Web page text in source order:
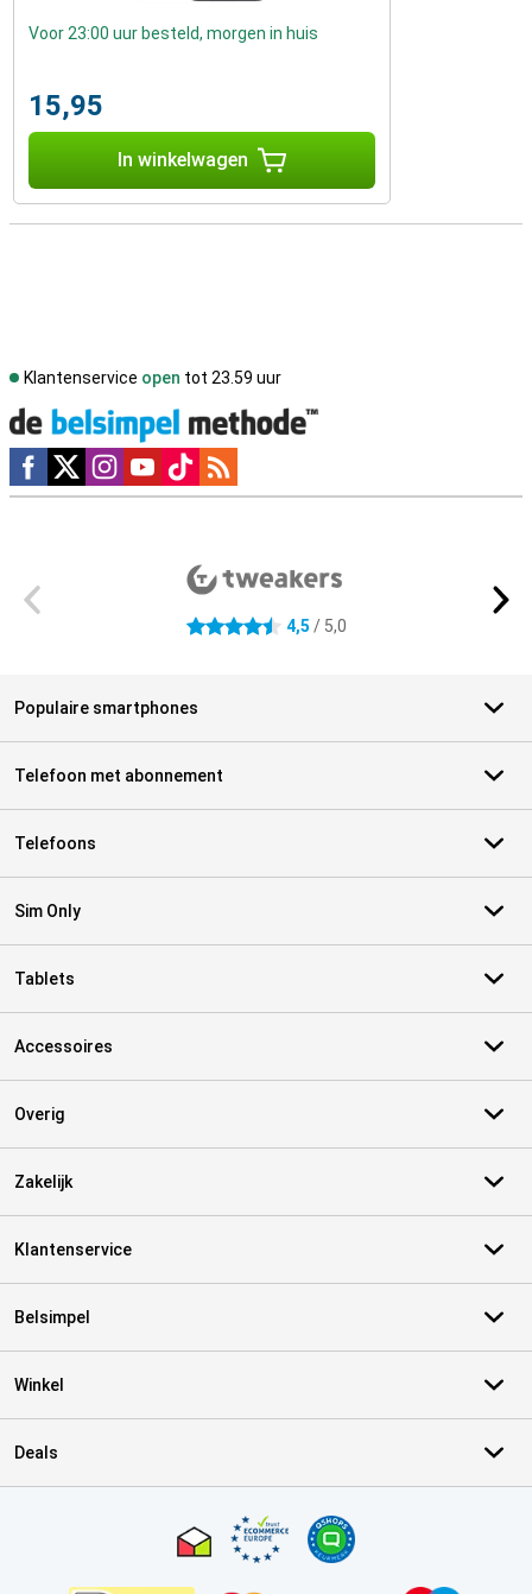
Voor 23:00 uur besteld, morgen in huis
15,95
In winkelwagen
Klantenservice open tot 23.59 uur
Social media
4.5 sterren 4,5 / 5,0
Populaire smartphones
Telefoon met abonnement
Telefoons
Sim Only
Tablets
Accessoires
Overig
Zakelijk
Klantenservice
Belsimpel
Winkel
Deals